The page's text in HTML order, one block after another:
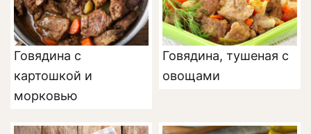
Говядина с
картошкой и
морковью
Говядина, тушеная с
овощами